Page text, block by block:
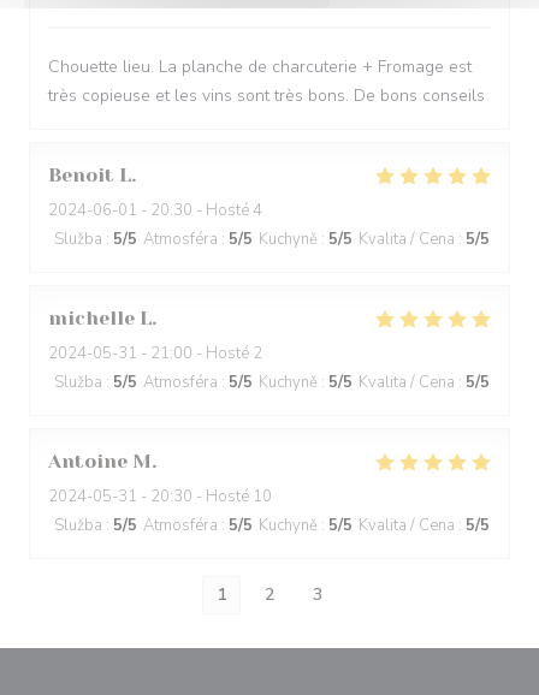
Chouette lieu. La planche de charcuterie + Fromage est
très copieuse et les vins sont très bons. De bons conseils
Benoit L
2024-06-01 - 20:30 - Hosté 4
Služba : 5/5 Atmosféra : 5/5 Kuchyně : 5/5 Kvalita / Cena : 5/5
michelle L
2024-05-31 - 21:00 - Hosté 2
Služba : 5/5 Atmosféra : 5/5 Kuchyně : 5/5 Kvalita / Cena : 5/5
Antoine M
2024-05-31 - 20:30 - Hosté 10
Služba : 5/5 Atmosféra : 5/5 Kuchyně : 5/5 Kvalita / Cena : 5/5
1 2 3